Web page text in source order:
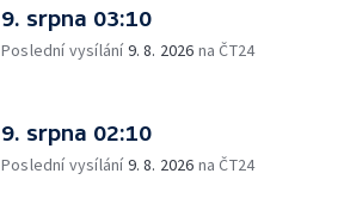
9. srpna 03:10
Poslední vysílání9. 8. 2026 na ČT24
9. srpna 02:10
Poslední vysílání9. 8. 2026 na ČT24